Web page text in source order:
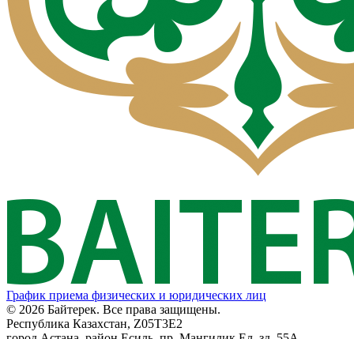
График приема физических и юридических лиц
© 2026 Байтерек. Все права защищены.
Республика Казахстан, Z05T3E2